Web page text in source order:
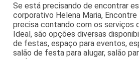
Se está precisando de encontrar
corporativo Helena Maria,
precisa contando com os serviços
Ideal, são opções diversas
de festas, espaço para eventos,
salão de festa para alugar, salão